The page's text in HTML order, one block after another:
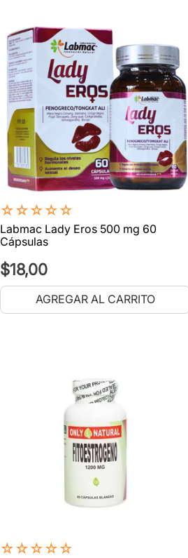
☆☆☆☆☆
Labmac Lady Eros 500 mg 60
Cápsulas
$18,00
AGREGAR AL CARRITO
☆☆☆☆☆